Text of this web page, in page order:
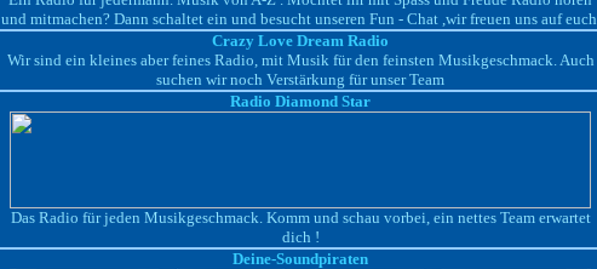
und mitmachen? Dann schaltet ein und besucht unseren Fun - Chat ,wir freuen uns auf euch.
Crazy Love Dream Radio
Wir sind ein kleines aber feines Radio, mit Musik für den feinsten Musikgeschmack. Auch
suchen wir noch Verstärkung für unser Team
Radio Diamond Star
Das Radio für jeden Musikgeschmack. Komm und schau vorbei, ein nettes Team erwartet
dich !
Deine-Soundpiraten